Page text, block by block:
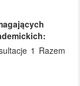
1 Razem